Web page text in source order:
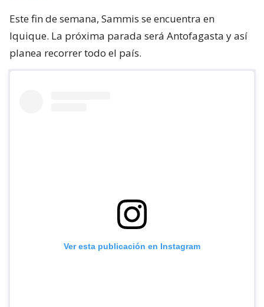
Este fin de semana, Sammis se encuentra en
Iquique. La próxima parada será Antofagasta y así
planea recorrer todo el país.
Ver esta publicación en Instagram